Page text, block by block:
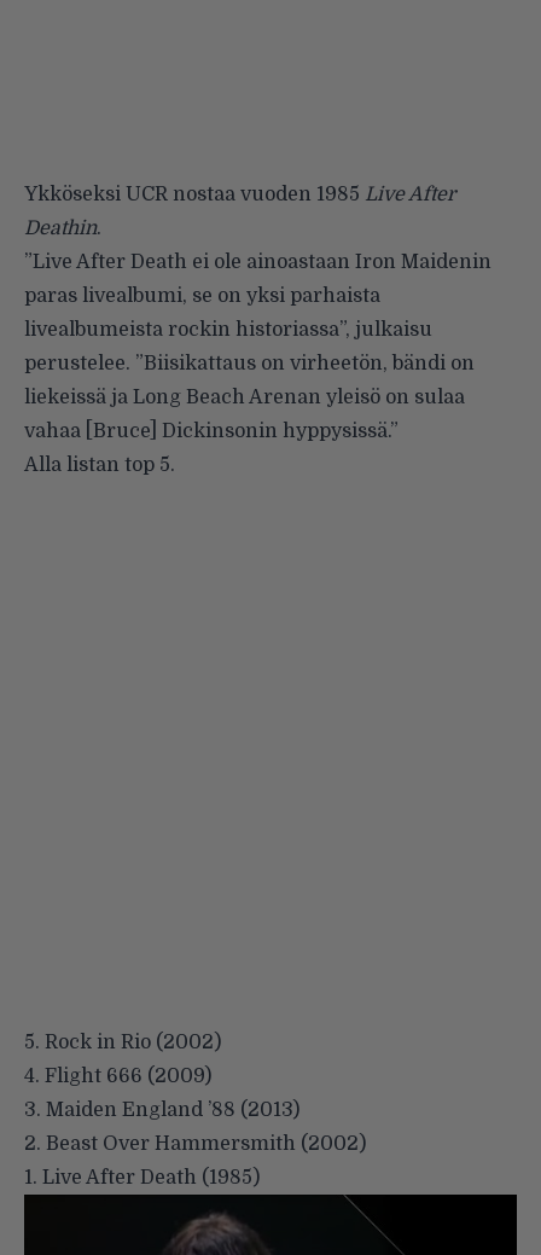
Ykköseksi UCR nostaa vuoden 1985 Live After
Deathin.
”Live After Death ei ole ainoastaan Iron Maidenin
paras livealbumi, se on yksi parhaista
livealbumeista rockin historiassa”, julkaisu
perustelee. ”Biisikattaus on virheetön, bändi on
liekeissä ja Long Beach Arenan yleisö on sulaa
vahaa [Bruce] Dickinsonin hyppysissä.”
Alla listan top 5.
5. Rock in Rio (2002)
4. Flight 666 (2009)
3. Maiden England ’88 (2013)
2. Beast Over Hammersmith (2002)
1. Live After Death (1985)